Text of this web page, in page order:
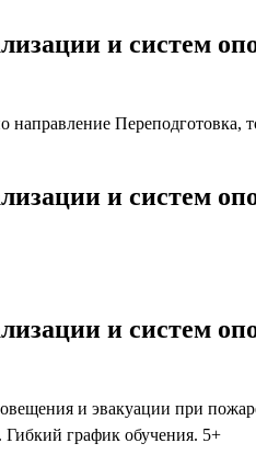
и систем
Переподготовка,
и систем
и систем
и эвакуации при
график обучения. 5+